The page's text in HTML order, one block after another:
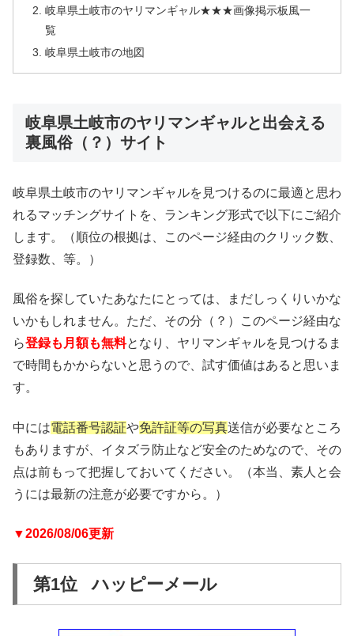
岐阜県土岐市のヤリマンギャル★★★画像掲示板風一
覧
岐阜県土岐市の地図
岐阜県土岐市のヤリマンギャルと出会える
裏風俗（？）サイト
岐阜県土岐市のヤリマンギャルを見つけるのに最適と思わ
れるマッチングサイトを、ランキング形式で以下にご紹介
します。（順位の根拠は、このページ経由のクリック数、
登録数、等。）
風俗を探していたあなたにとっては、まだしっくりいかな
いかもしれません。ただ、その分（？）このページ経由な
ら登録も月額も無料となり、ヤリマンギャルを見つけるま
で時間もかからないと思うので、試す価値はあると思いま
す。
中には電話番号認証や免許証等の写真送信が必要なところ
もありますが、イタズラ防止など安全のためなので、その
点は前もって把握しておいてください。（本当、素人と会
うには最新の注意が必要ですから。）
▼2026/08/06更新
第1位 ハッピーメール